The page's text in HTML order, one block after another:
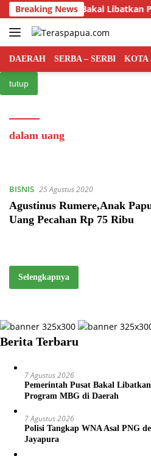
Langsung
ke
konten
Breaking News
Pusat Bakal Libatkan
DAERAH SERBA – SERBI KOTA
tutup
dalam uang
BISNIS 25 Agustus 2020
Agustinus Rumere,Anak
Uang Pecahan Rp 75 Ribu
Selengkapnya
Berita Terbaru
7 Agustus 2026
Pemerintah Pusat Bakal
Program MBG di Daerah
7 Agustus 2026
Polisi Tangkap WNA Asal PNG
Jayapura